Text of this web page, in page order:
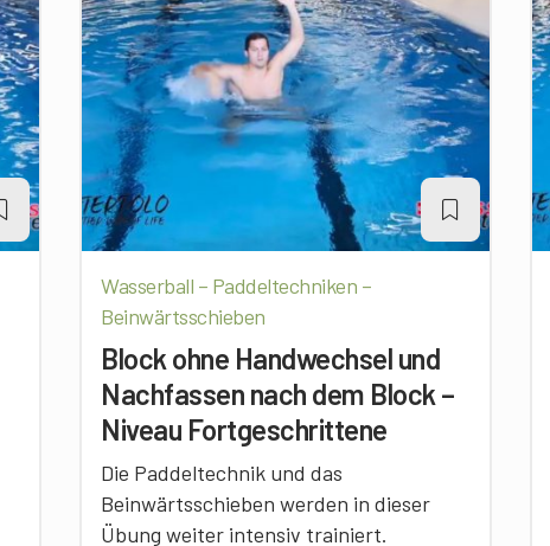
Wasserball – Paddeltechniken –
Beinwärtsschieben
Block ohne Handwechsel und
Nachfassen nach dem Block –
Niveau Fortgeschrittene
Die Paddeltechnik und das
Beinwärtsschieben werden in dieser
Übung weiter intensiv trainiert.